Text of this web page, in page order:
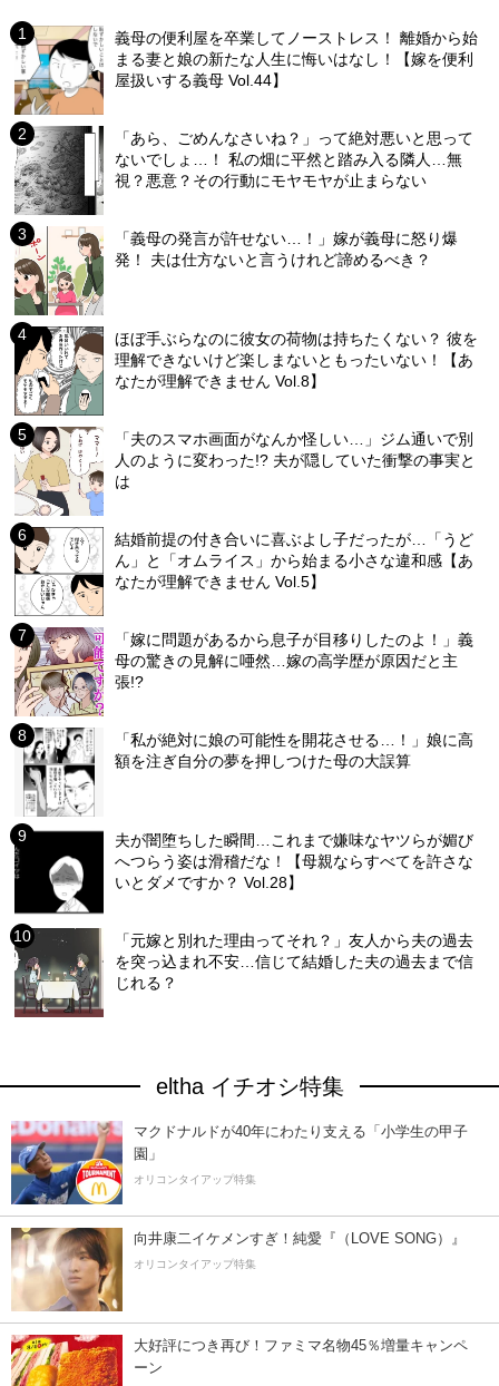
義母の便利屋を卒業してノーストレス！ 離婚から始
まる妻と娘の新たな人生に悔いはなし！【嫁を便利
屋扱いする義母 Vol.44】
「あら、ごめんなさいね？」って絶対悪いと思って
ないでしょ…！ 私の畑に平然と踏み入る隣人…無
視？悪意？その行動にモヤモヤが止まらない
「義母の発言が許せない…！」嫁が義母に怒り爆
発！ 夫は仕方ないと言うけれど諦めるべき？
ほぼ手ぶらなのに彼女の荷物は持ちたくない？ 彼を
理解できないけど楽しまないともったいない！【あ
なたが理解できません Vol.8】
「夫のスマホ画面がなんか怪しい…」ジム通いで別
人のように変わった!? 夫が隠していた衝撃の事実と
は
結婚前提の付き合いに喜ぶよし子だったが…「うど
ん」と「オムライス」から始まる小さな違和感【あ
なたが理解できません Vol.5】
「嫁に問題があるから息子が目移りしたのよ！」義
母の驚きの見解に唖然…嫁の高学歴が原因だと主
張!?
「私が絶対に娘の可能性を開花させる…！」娘に高
額を注ぎ自分の夢を押しつけた母の大誤算
夫が闇堕ちした瞬間…これまで嫌味なヤツらが媚び
へつらう姿は滑稽だな！【母親ならすべてを許さな
いとダメですか？ Vol.28】
「元嫁と別れた理由ってそれ？」友人から夫の過去
を突っ込まれ不安…信じて結婚した夫の過去まで信
じれる？
eltha イチオシ特集
マクドナルドが40年にわたり支える「小学生の甲子
園」
オリコンタイアップ特集
向井康二イケメンすぎ！純愛『（LOVE SONG）』
オリコンタイアップ特集
大好評につき再び！ファミマ名物45％増量キャンペ
ーン